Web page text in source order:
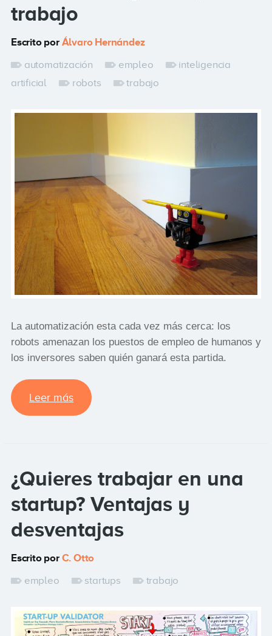
trabajo
Escrito por Álvaro Hernández
automatización
empleo
inteligencia
artificial
robots trabajo
La automatización esta cada vez más cerca: los
robots amenazan los puestos de empleo de humanos y
los inversores saben quién ganará esta partida.
Leer más
¿Quieres trabajar en una
startup? Ventajas y
desventajas
Escrito por C. Otto
empleo
startups trabajo